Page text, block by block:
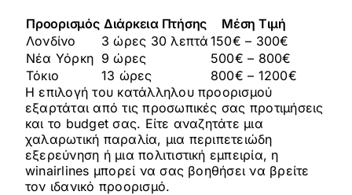
Προορισμός Διάρκεια Πτήσης
Μέση Τιμή
Λονδίνο
3 ώρες 30 λεπτά 150€ – 300€
Νέα Υόρκη 9 ώρες
500€ – 800€
Τόκιο
13 ώρες
800€ – 1200€
Η επιλογή του κατάλληλου προορισμού
εξαρτάται από τις προσωπικές σας προτιμήσεις
και το budget σας. Είτε αναζητάτε μια
χαλαρωτική παραλία, μια περιπετειώδη
εξερεύνηση ή μια πολιτιστική εμπειρία, η
winairlines μπορεί να σας βοηθήσει να βρείτε
τον ιδανικό προορισμό.